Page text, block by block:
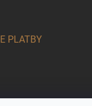
PLATBY